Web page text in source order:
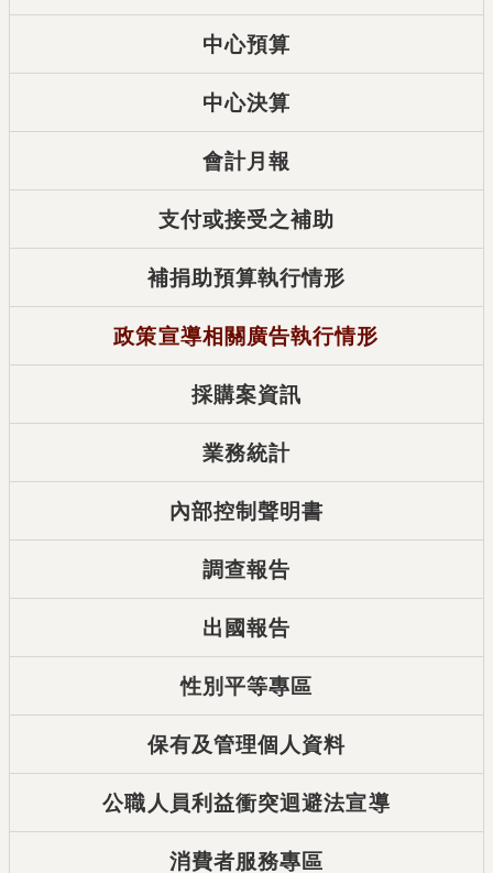
中心預算
中心決算
會計月報
支付或接受之補助
補捐助預算執行情形
政策宣導相關廣告執行情形
採購案資訊
業務統計
內部控制聲明書
調查報告
出國報告
性別平等專區
保有及管理個人資料
公職人員利益衝突迴避法宣導
消費者服務專區